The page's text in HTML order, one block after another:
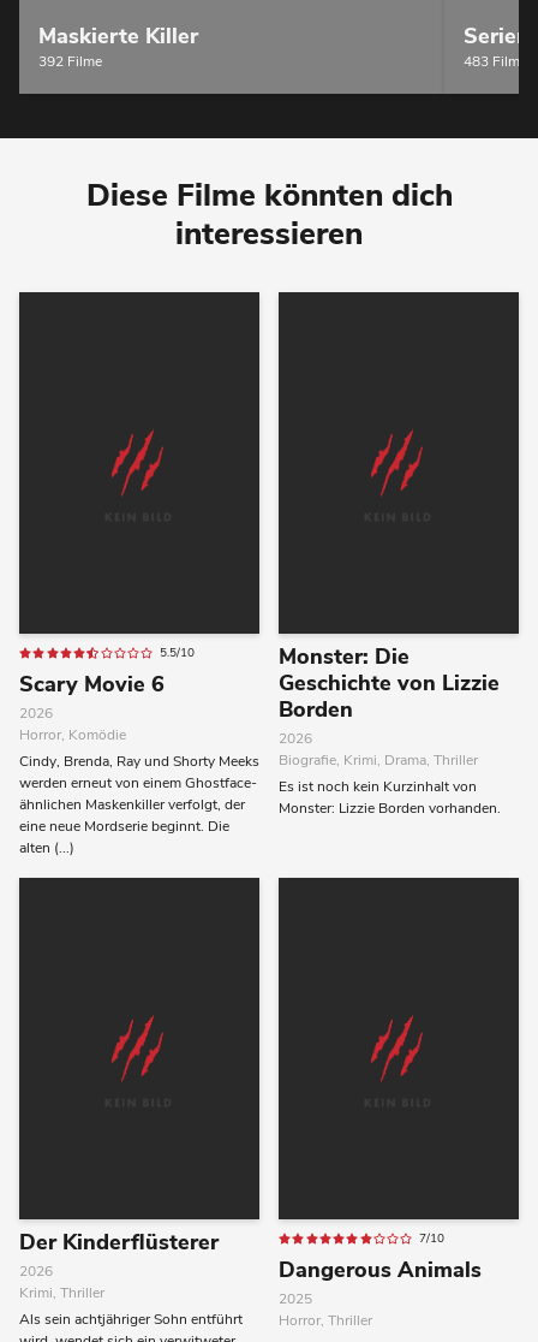
Maskierte Killer
392 Filme 483 Filme
Diese Filme könnten dich
interessieren
5.5/10
Scary Movie 6
2026
Horror, Komödie
Cindy, Brenda, Ray und Shorty Meeks
werden erneut von einem Ghostface-
ähnlichen Maskenkiller verfolgt, der
eine neue Mordserie beginnt. Die
alten (...)
Monster: Die
Geschichte von Lizzie
Borden
2026
Biografie, Krimi, Drama, Thriller
Es ist noch kein Kurzinhalt von
Monster: Lizzie Borden vorhanden.
Der Kinderflüsterer
2026
Krimi, Thriller
Als sein achtjähriger Sohn entführt
7/10
Dangerous Animals
2025
Horror, Thriller